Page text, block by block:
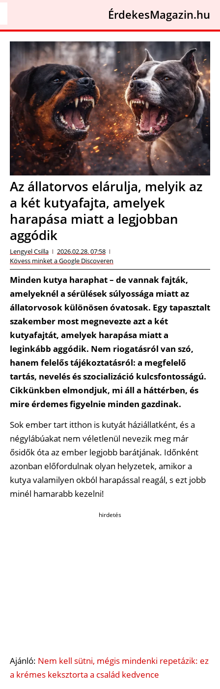
ÉrdekesMagazin.hu
Az állatorvos elárulja, melyik az
a két kutyafajta, amelyek
harapása miatt a legjobban
aggódik
Lengyel Csilla
2026.02.28. 07:58
Kövess minket a Google Discoveren
Minden kutya haraphat – de vannak fajták,
amelyeknél a sérülések súlyossága miatt az
állatorvosok különösen óvatosak. Egy tapasztalt
szakember most megnevezte azt a két
kutyafajtát, amelyek harapása miatt a
leginkább aggódik. Nem riogatásról van szó,
hanem felelős tájékoztatásról: a megfelelő
tartás, nevelés és szocializáció kulcsfontosságú.
Cikkünkben elmondjuk, mi áll a háttérben, és
mire érdemes figyelnie minden gazdinak.
Sok ember tart itthon is kutyát háziállatként, és a
négylábúakat nem véletlenül nevezik meg már
ősidők óta az ember legjobb barátjának. Időnként
azonban előfordulnak olyan helyzetek, amikor a
kutya valamilyen okból harapással reagál, s ezt jobb
minél hamarabb kezelni!
hirdetés
Ajánló: Nem kell sütni, mégis mindenki repetázik: ez
a krémes keksztorta a család kedvence